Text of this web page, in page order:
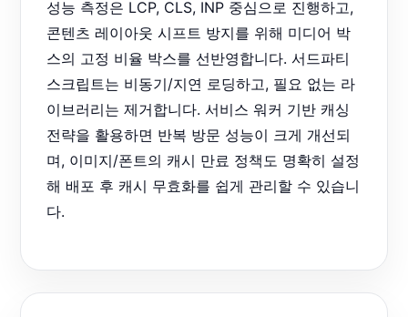
성능 측정은 LCP, CLS, INP 중심으로 진행하고,
콘텐츠 레이아웃 시프트 방지를 위해 미디어 박
스의 고정 비율 박스를 선반영합니다. 서드파티
스크립트는 비동기/지연 로딩하고, 필요 없는 라
이브러리는 제거합니다. 서비스 워커 기반 캐싱
전략을 활용하면 반복 방문 성능이 크게 개선되
며, 이미지/폰트의 캐시 만료 정책도 명확히 설정
해 배포 후 캐시 무효화를 쉽게 관리할 수 있습니
다.